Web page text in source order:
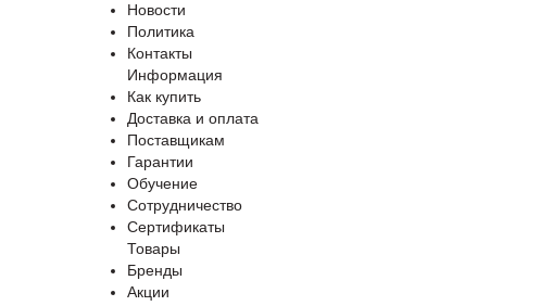
Новости
Политика
Контакты
Информация
Как купить
Доставка и оплата
Поставщикам
Гарантии
Обучение
Сотрудничество
Сертификаты
Товары
Бренды
Акции